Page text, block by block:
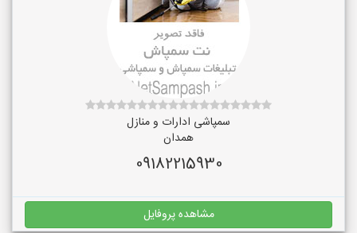
سمپاشی ادارات و منازل
همدان
09182215930
مشاهده پروفایل